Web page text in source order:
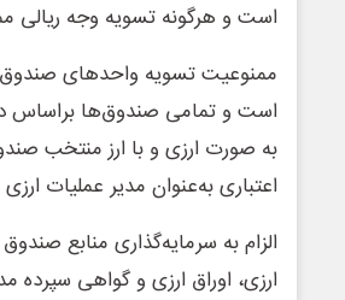
است و هرگونه تسویه وجه ریالی
ممنوعیت تسویه واحدهای صندوق
است و تمامی صندوق‌ها براساس
به صورت ارزی و با ارز منتخب
اعتباری به‌عنوان مدیر عملیات
الزام به سرمایه‌گذاری منابع
ارزی، اوراق ارزی و گواهی سپرده